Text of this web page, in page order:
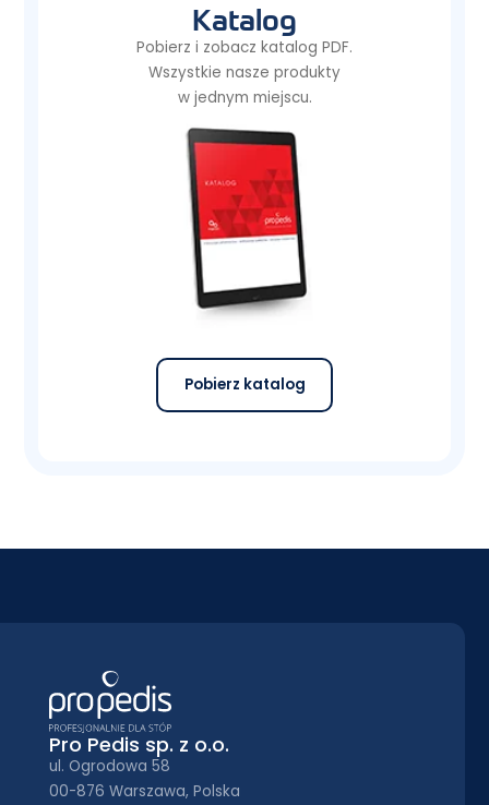
Katalog
Pobierz i zobacz katalog PDF.
Wszystkie nasze produkty
w jednym miejscu.
Pobierz katalog
Pro Pedis sp. z o.o.
ul. Ogrodowa 58
00-876 Warszawa, Polska